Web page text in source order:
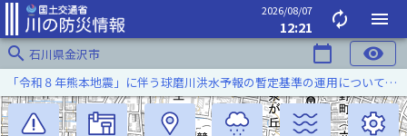
2026/08/07
12:21 autorenew
menu
search 石川県金沢市 calendar_today visibility
「令和８年熊本地震」に伴う球磨川洪水予報の暫定基準の運用について（令和８年８月５日）